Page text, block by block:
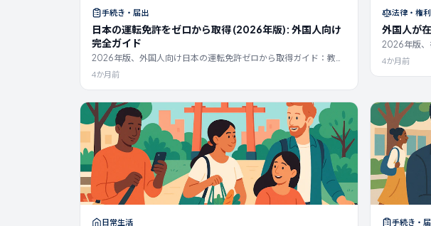
手続き・届出
日本の運転免許をゼロから取得 (2026年版): 外国人向け
完全ガイド
2026年版、外国人向け日本の運転免許ゼロから取得ガイド：教習
所の費用（25万〜38万円）、指定校 vs 届出校、4つの試験、20
言語対応の試験場サポート、AT vs MT、2025年10月の切り替え変
更点。
4か月前
法律・権利
外国人が
2026年版、
の明確な
ル、雇用に
イ、カテゴ
4か月前
日常生活 手続き・